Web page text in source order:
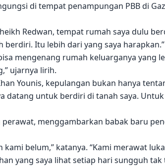
di tempat penampungan PBB di
Redwan, tempat rumah saya dulu
Itu lebih dari yang saya harapkan.”
mengenang rumah keluarganya yang
ujarnya lirih.
Younis, kepulangan bukan hanya
datang untuk berdiri di tanah saya.
menggambarkan babak baru
belum,” katanya. “Kami merawat
yang saya lihat setiap hari sungguh tak